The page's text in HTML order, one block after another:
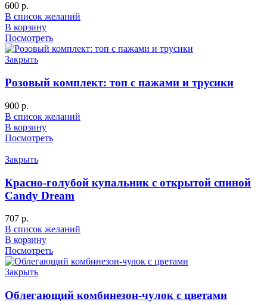
600 р.
В список желаний
В корзину
Посмотреть
Закрыть
Розовый комплект: топ с пажами и трусики
900 р.
В список желаний
В корзину
Посмотреть
Закрыть
Красно-голубой купальник с открытой спиной
Candy Dream
707 р.
В список желаний
В корзину
Посмотреть
Закрыть
Облегающий комбинезон-чулок с цветами